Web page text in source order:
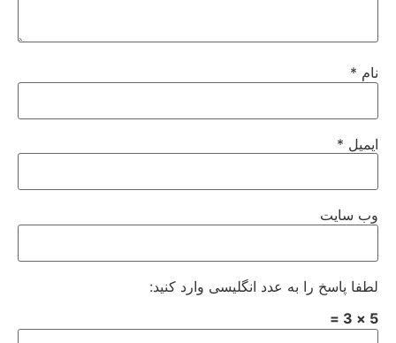
نام *
ایمیل *
وب‌ سایت
لطفا پاسخ را به عدد انگلیسی وارد کنید:
5 × 3 =